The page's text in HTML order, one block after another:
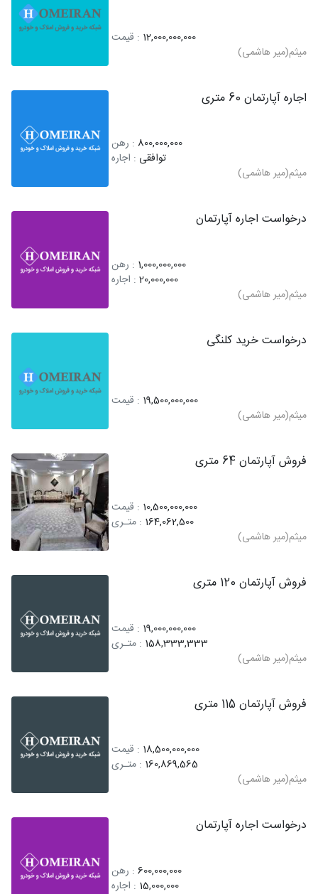
12,000,000,000 : قیمت
میثم(میر هاشمی)
اجاره آپارتمان 60 متری
800,000,000 : رهن
توافقی : اجاره
میثم(میر هاشمی)
درخواست اجاره آپارتمان
1,000,000,000 : رهن
20,000,000 : اجاره
میثم(میر هاشمی)
درخواست خرید کلنگی
19,500,000,000 : قیمت
میثم(میر هاشمی)
فروش آپارتمان 64 متری
10,500,000,000 : قیمت
164,062,500 : متـری
میثم(میر هاشمی)
فروش آپارتمان 120 متری
19,000,000,000 : قیمت
158,333,333 : متـری
میثم(میر هاشمی)
فروش آپارتمان 115 متری
18,500,000,000 : قیمت
160,869,565 : متـری
میثم(میر هاشمی)
درخواست اجاره آپارتمان
600,000,000 : رهن
15,000,000 : اجاره